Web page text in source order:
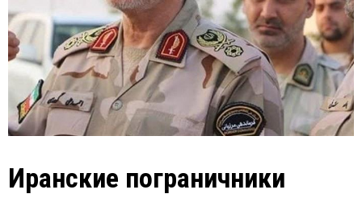
Иранские пограничники